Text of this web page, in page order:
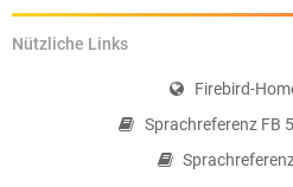
Nützliche Links
Firebird-
Sprachreferenz FB